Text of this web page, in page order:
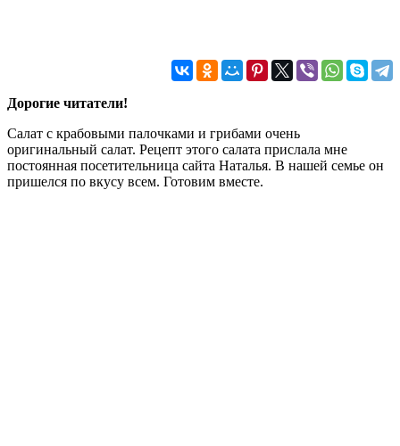
Дорогие читатели!
Салат с крабовыми палочками и грибами очень
оригинальный салат. Рецепт этого салата прислала мне
постоянная посетительница сайта Наталья. В нашей семье он
пришелся по вкусу всем. Готовим вместе.